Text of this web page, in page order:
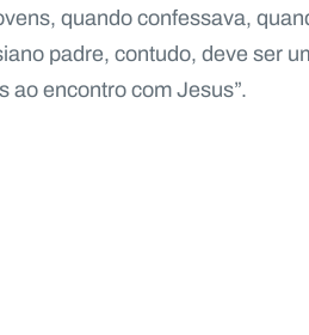
quando confessava,
padre, contudo, deve ser
ao encontro com Jesus”.